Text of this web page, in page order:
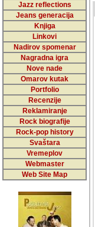
Jazz reflections
Jeans generacija
Knjiga
Linkovi
Nadirov spomenar
Nagradna igra
Nove nade
Omarov kutak
Portfolio
Recenzije
Reklamiranje
Rock biografije
Rock-pop history
Svaštara
Vremeplov
Webmaster
Web Site Map